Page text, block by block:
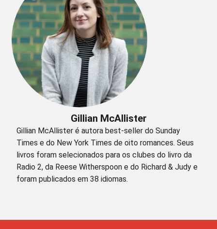
Gillian McAllister
Gillian McAllister é autora best-seller do Sunday
Times e do New York Times de oito romances. Seus
livros foram selecionados para os clubes do livro da
Radio 2, da Reese Witherspoon e do Richard & Judy e
foram publicados em 38 idiomas.